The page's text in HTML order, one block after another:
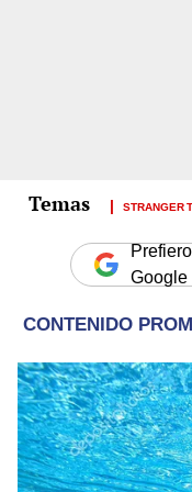
STRANGER
Google